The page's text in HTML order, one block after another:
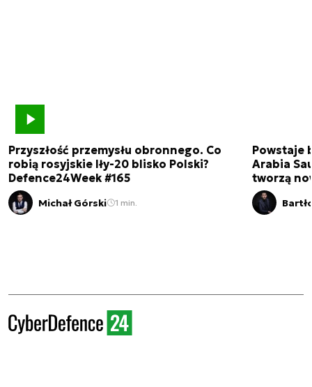
Przyszłość przemysłu obronnego. Co
robią rosyjskie Iły-20 blisko Polski?
Defence24Week #165
Michał Górski 1 min.
Powstaje
Arabia
tworzą